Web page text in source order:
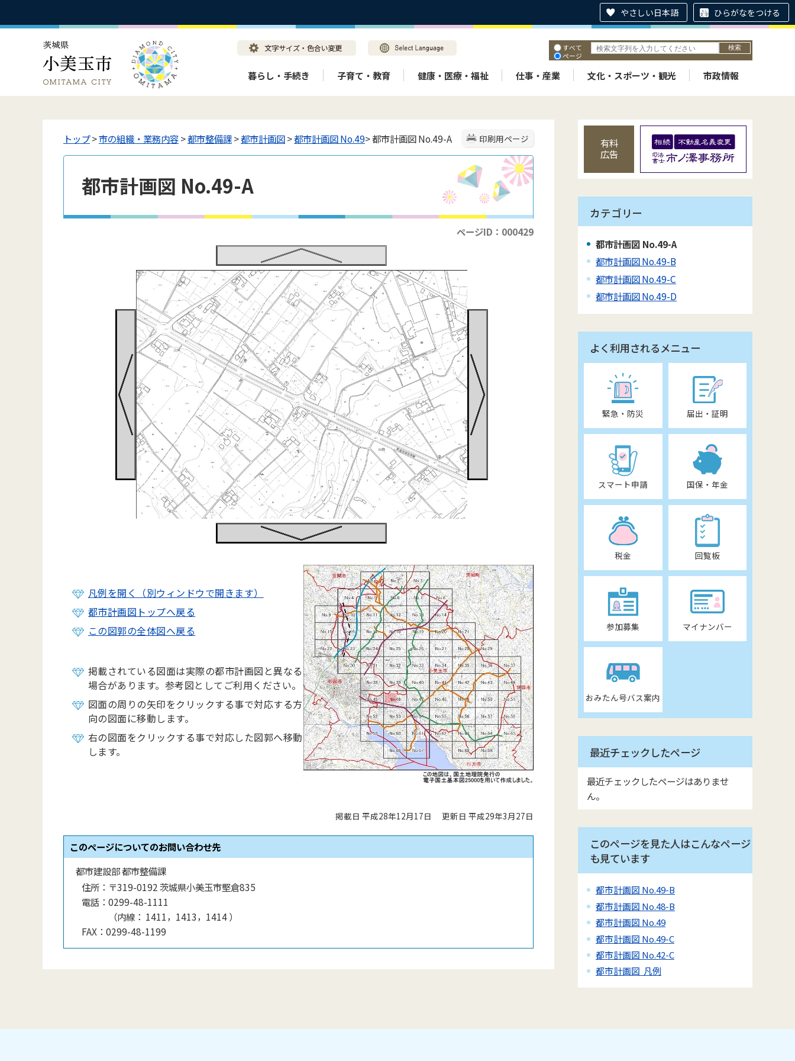
やさしい日本語 ひらがなをつける
すべて
ページ
暮らし・手続き 子育て・教育 健康・医療・福祉 仕事・産業 文化・スポーツ・観光 市政情報
印刷用ページ
トップ>市の組織・業務内容>都市整備課>都市計画図>都市計画図 No.49> 都市計画図 No.49-A
都市計画図 No.49-A
ページID：000429
凡例を開く（別ウィンドウで開きます）
都市計画図トップへ戻る
この図郭の全体図へ戻る
掲載されている図面は実際の都市計画図と異なる
場合があります。参考図としてご利用ください。
図面の周りの矢印をクリックする事で対応する方
向の図面に移動します。
右の図面をクリックする事で対応した図郭へ移動
します。
掲載日 平成28年12月17日 更新日 平成29年3月27日
このページについてのお問い合わせ先
都市建設部 都市整備課
住所： 〒319-0192 茨城県小美玉市堅倉835
電話： 0299-48-1111
（内線 ： 1411，1413，1414）
FAX： 0299-48-1199
有料
広告
カテゴリー
都市計画図 No.49-A
都市計画図 No.49-B
都市計画図 No.49-C
都市計画図 No.49-D
よく利用されるメニュー
緊急・防災 届出・証明
スマート申請 国保・年金
税金 回覧板
参加募集 マイナンバー
おみたん号バス案内
最近チェックしたページ
最近チェックしたページはありませ
ん。
このページを見た人はこんなページ
も見ています
都市計画図 No.49-B
都市計画図 No.48-B
都市計画図 No.49
都市計画図 No.49-C
都市計画図 No.42-C
都市計画図 凡例